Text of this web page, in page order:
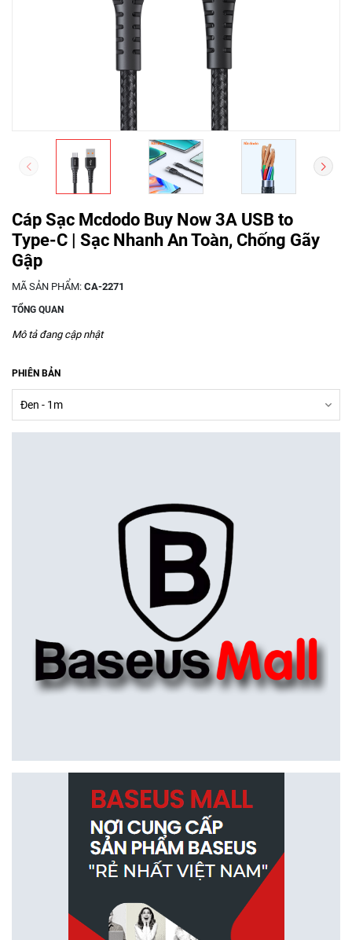
Cáp Sạc Mcdodo Buy Now 3A USB to
Type-C | Sạc Nhanh An Toàn, Chống Gãy
Gập
MÃ SẢN PHẨM: CA-2271
TỔNG QUAN
Mô tả đang cập nhật
PHIÊN BẢN